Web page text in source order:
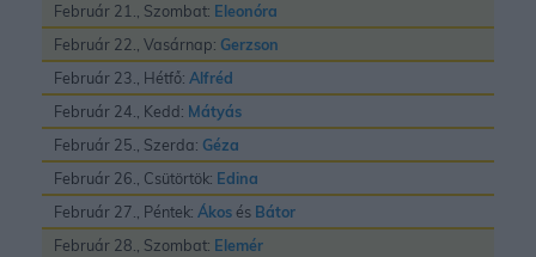
Február 21., Szombat: Eleonóra
Február 22., Vasárnap: Gerzson
Február 23., Hétfő: Alfréd
Február 24., Kedd: Mátyás
Február 25., Szerda: Géza
Február 26., Csütörtök: Edina
Február 27., Péntek: Ákos és Bátor
Február 28., Szombat: Elemér